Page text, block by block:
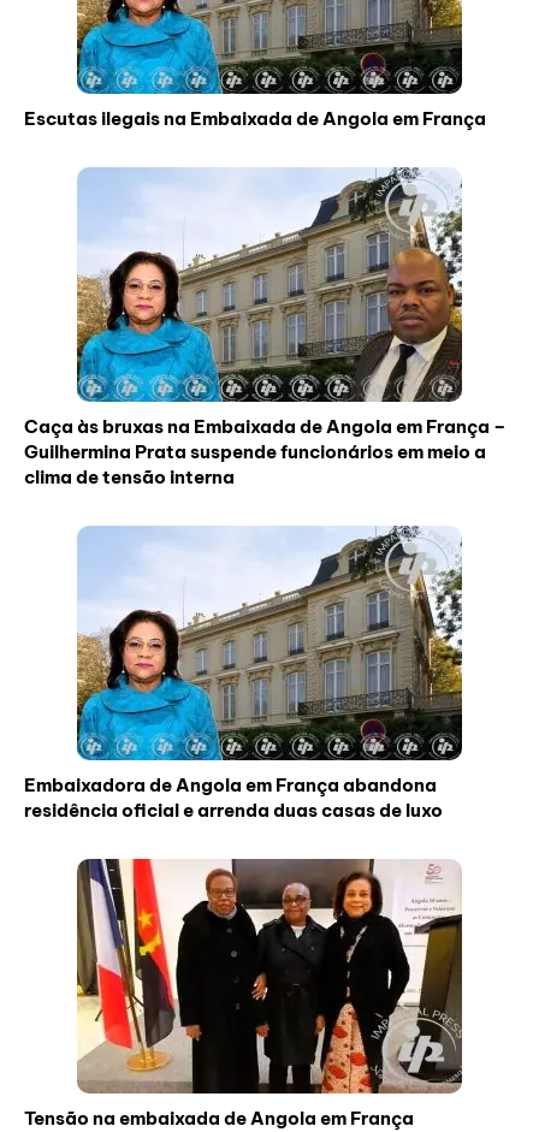
Escutas ilegais na Embaixada de Angola em França
Caça às bruxas na Embaixada de Angola em França –
Guilhermina Prata suspende funcionários em meio a
clima de tensão interna
Embaixadora de Angola em França abandona
residência oficial e arrenda duas casas de luxo
Tensão na embaixada de Angola em França